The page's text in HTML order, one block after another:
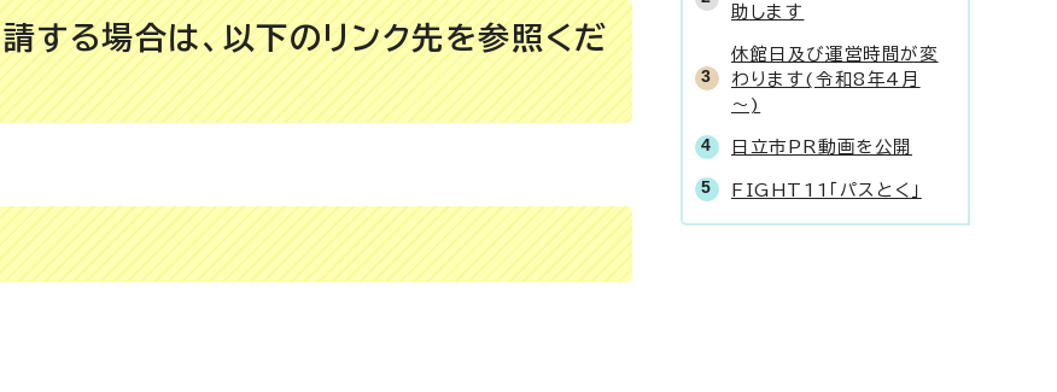
する場合は、以下のリンク先を参照くだ
助します
休館日及び運営時間が変
わります(令和8年4月
～)
日立市PR動画を公開
FIGHT11「パスとく」